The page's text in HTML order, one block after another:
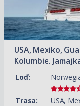
USA, Mexiko,
Kolumbie,
Loď:
Trasa:
USA,